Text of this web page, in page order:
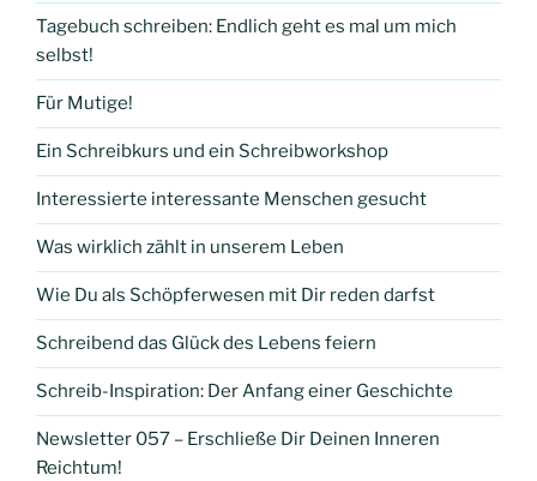
Tagebuch schreiben: Endlich geht es mal um mich
selbst!
Für Mutige!
Ein Schreibkurs und ein Schreibworkshop
Interessierte interessante Menschen gesucht
Was wirklich zählt in unserem Leben
Wie Du als Schöpferwesen mit Dir reden darfst
Schreibend das Glück des Lebens feiern
Schreib-Inspiration: Der Anfang einer Geschichte
Newsletter 057 – Erschließe Dir Deinen Inneren
Reichtum!